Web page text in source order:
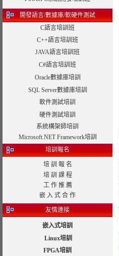
開發語言/數據庫/軟硬件測試
C語言培訓班
C++語言培訓班
JAVA語言培訓班
C#語言培訓班
Oracle數據庫培訓
SQL Server數據庫培訓
軟件測試培訓
硬件測試培訓
系統構架師培訓
Microsoft.NET Framework培訓
培訓報名
培 訓 報 名
培 訓 課 程
工 作 推 薦
嵌 入 式 合 作
友情連接
嵌入式培訓
Linux培訓
FPGA培訓